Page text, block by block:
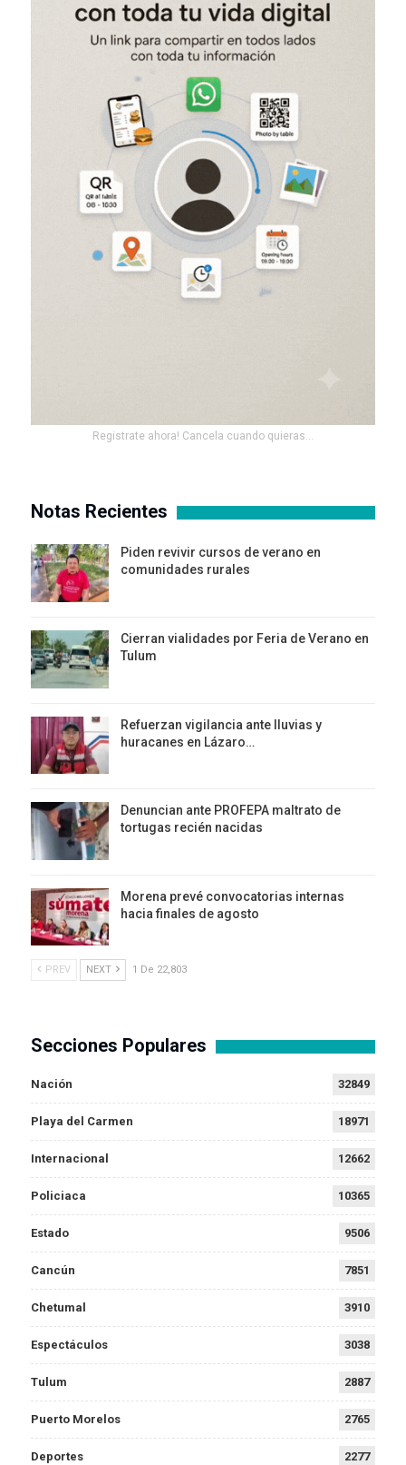
Registrate ahora! Cancela cuando quieras...
Notas Recientes
Piden revivir cursos de verano en
comunidades rurales
Cierran vialidades por Feria de Verano en
Tulum
Refuerzan vigilancia ante lluvias y
huracanes en Lázaro…
Denuncian ante PROFEPA maltrato de
tortugas recién nacidas
Morena prevé convocatorias internas
hacia finales de agosto
PREV NEXT 1 De 22,803
Secciones Populares
Nación 32849
Playa del Carmen 18971
Internacional 12662
Policiaca 10365
Estado 9506
Cancún 7851
Chetumal 3910
Espectáculos 3038
Tulum 2887
Puerto Morelos 2765
Deportes 2277